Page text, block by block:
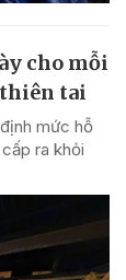
cho mỗi
tai
mức hỗ
ra khỏi